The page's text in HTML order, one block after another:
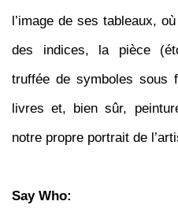
l’image de ses tableaux,
des indices, la pièce
truffée de symboles sous
livres et, bien sûr,
notre propre portrait de
Say Who: